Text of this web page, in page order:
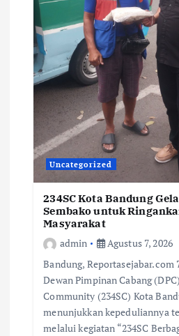
Uncategorized
234SC Kota Bandung
Sembako untuk
Masyarakat
admin
Agustus 7, 2026
Bandung, Reportasejabar.com
Dewan Pimpinan Cabang
Community (234SC) Kota
menunjukkan kepeduliannya
melalui kegiatan “234SC